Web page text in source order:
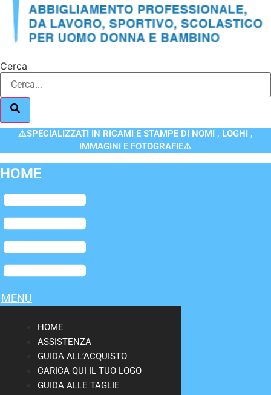
Cerca
⚠️SPECIALIZZATI IN RICAMI E STAMPE DI NOMI , LOGHI ,
IMMAGINI E FOTOGRAFIE⚠️
HOME
Flyout
Menu
MENU
HOME
ASSISTENZA
GUIDA ALL’ACQUISTO
CARICA QUI IL TUO LOGO
GUIDA ALLE TAGLIE